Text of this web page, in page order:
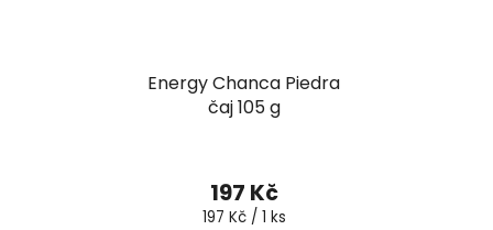
Energy Chanca Piedra
čaj 105 g
197 Kč
Měrná
197 Kč / 1 ks